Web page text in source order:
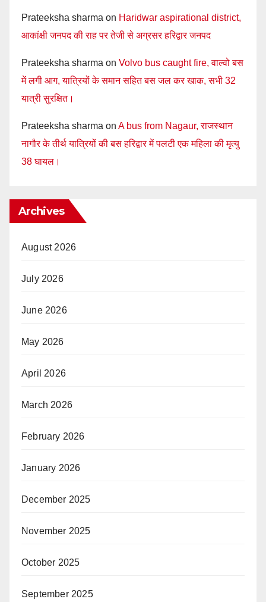
Prateeksha sharma on Haridwar aspirational district,
आकांक्षी जनपद की राह पर तेजी से अग्रसर हरिद्वार जनपद
Prateeksha sharma on Volvo bus caught fire, वाल्वो बस
में लगी आग, यात्रियों के समान सहित बस जल कर खाक, सभी 32
यात्री सुरक्षित।
Prateeksha sharma on A bus from Nagaur, राजस्थान
नागौर के तीर्थ यात्रियों की बस हरिद्वार में पलटी एक महिला की मृत्यु
38 घायल।
Archives
August 2026
July 2026
June 2026
May 2026
April 2026
March 2026
February 2026
January 2026
December 2025
November 2025
October 2025
September 2025